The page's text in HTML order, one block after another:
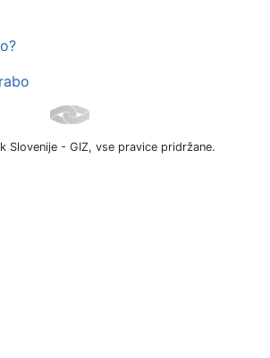
Slovenije - GIZ, vse pravice pridržane.